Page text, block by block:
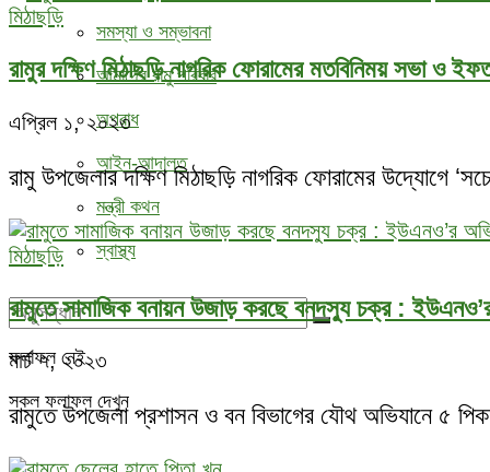
সমস্যা ও সম্ভাবনা
আমাদের রামু পরিবার
অপরাধ
আইন-আদালত
মন্ত্রী কথন
স্বাস্থ্য
ফলাফল নেই
সকল ফলাফল দেখুন
মিঠাছড়ি
রামুর দক্ষিণ মিঠাছড়ি নাগরিক ফোরামের মতবিনিময় সভা ও
এপ্রিল ১, ২০২৩
রামু উপজেলার দক্ষিণ মিঠাছড়ি নাগরিক ফোরামের উদ্যোগে
মিঠাছড়ি
রামুতে সামাজিক বনায়ন উজাড় করছে বনদস্যু চক্র :
মার্চ ৭, ২০২৩
রামুতে উপজেলা প্রশাসন ও বন বিভাগের যৌথ অভিযানে ৫